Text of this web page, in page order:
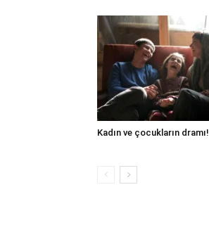
Kadın ve çocukların dramı!